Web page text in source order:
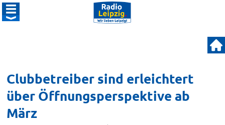
Clubbetreiber sind erleichtert
über Öffnungsperspektive ab
März